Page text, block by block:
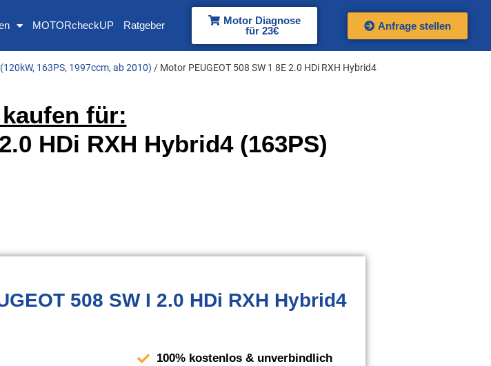
MOTORcheckUP Ratgeber
Motor Diagnose
für 23€
Anfrage stellen
163PS, 1997ccm, ab 2010) / Motor PEUGEOT 508 SW 1 8E 2.0 HDi RXH Hybrid4
für:
HDi RXH Hybrid4 (163PS)
508 SW I 2.0 HDi RXH Hybrid4
100% kostenlos & unverbindlich